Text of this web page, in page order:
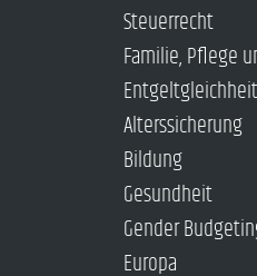
Steuerrecht
Familie, Pflege
Entgeltgleichheit
Alterssicherung
Bildung
Gesundheit
Gender
Europa